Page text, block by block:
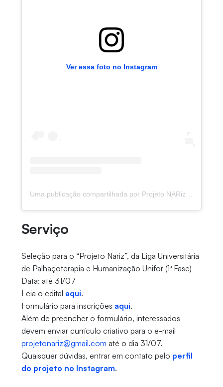
Ver essa foto no Instagram
Uma publicação compartilhada por Projeto NARiz :🔴) (@projetonariz)
Serviço
Seleção para o “Projeto Nariz”, da Liga Universitária
de Palhaçoterapia e Humanização Unifor (1ª Fase)
Data: até 31/07
Leia o edital aqui.
Formulário para inscrições aqui.
Além de preencher o formulário, interessados
devem enviar currículo criativo para o e-mail
projetonariz@gmail.com até o dia 31/07.
Quaisquer dúvidas, entrar em contato pelo perfil
do projeto no Instagram.